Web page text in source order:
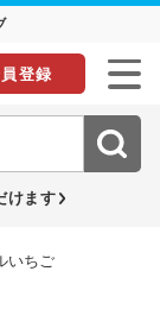
登録
けます
いちご